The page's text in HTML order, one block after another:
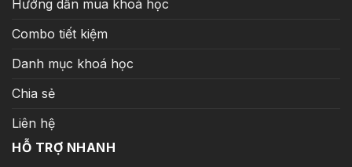
Hướng dẫn mua khoá học
Combo tiết kiệm
Danh mục khoá học
Chia sẻ
Liên hệ
HỖ TRỢ NHANH